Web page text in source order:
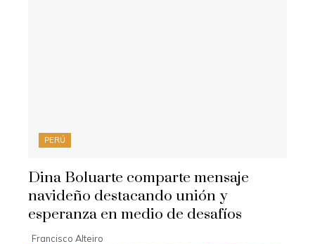
PERÚ
Dina Boluarte comparte mensaje
navideño destacando unión y
esperanza en medio de desafíos
Francisco Alteiro